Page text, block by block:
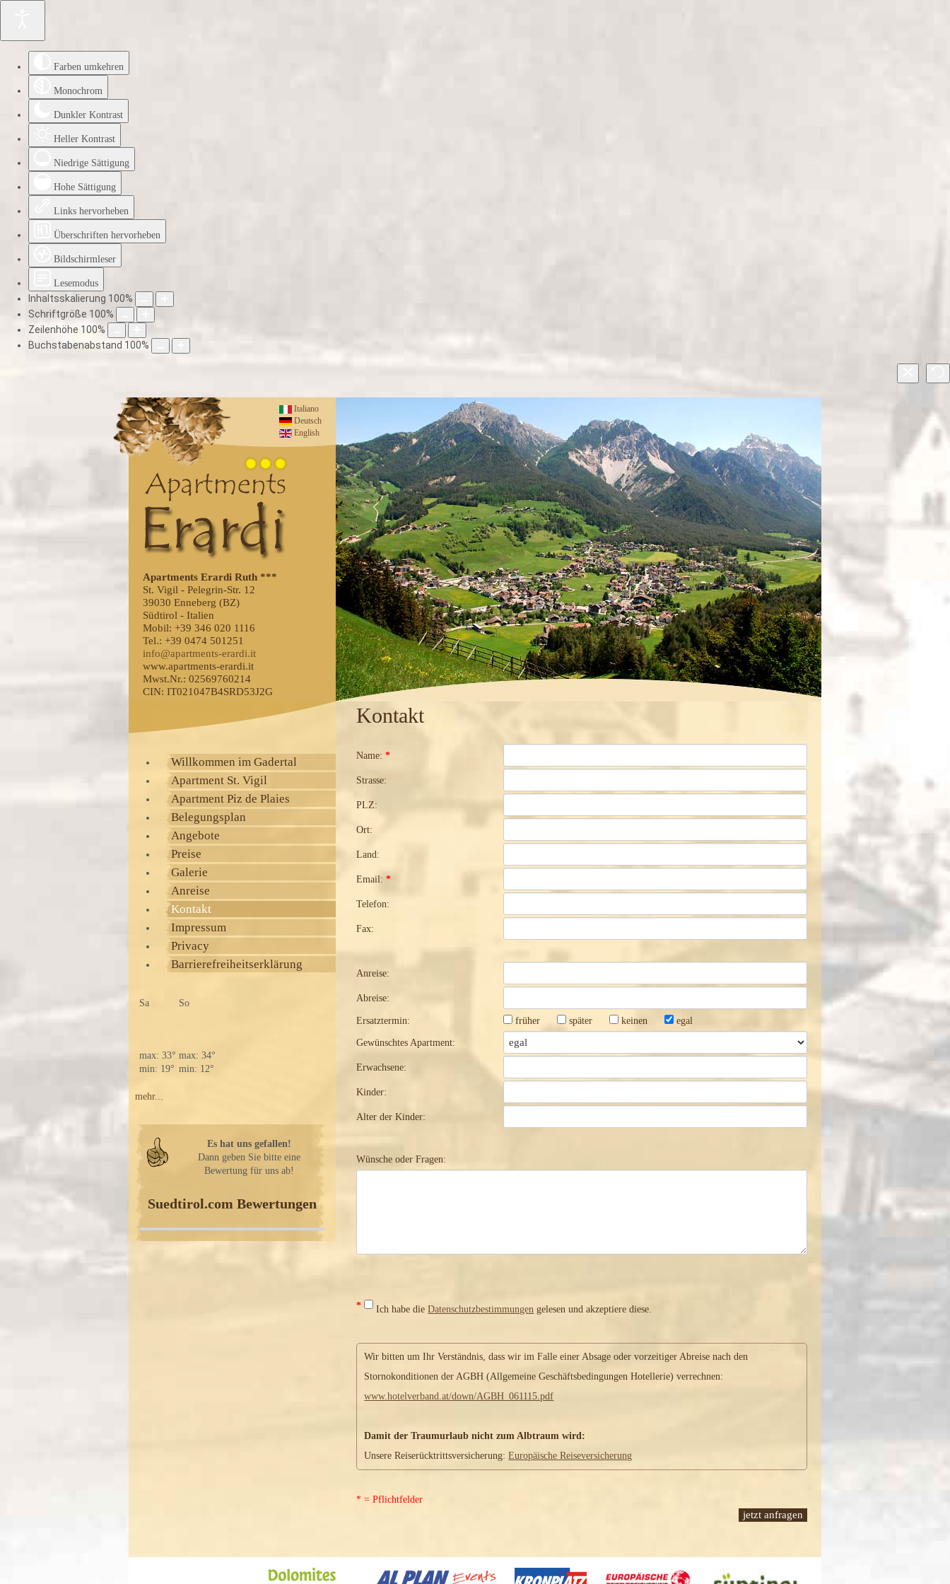
Farben umkehren
Monochrom
Dunkler Kontrast
Heller Kontrast
Niedrige Sättigung
Hohe Sättigung
Links hervorheben
Überschriften hervorheben
Bildschirmleser
Lesemodus
Inhaltsskalierung 100%
Schriftgröße 100%
Zeilenhöhe 100%
Buchstabenabstand 100%
Italiano
Deutsch
English
Apartments Erardi Ruth ***
St. Vigil - Pelegrin-Str. 12
39030 Enneberg (BZ)
Südtirol - Italien
Mobil: +39 346 020 1116
Tel.: +39 0474 501251
info@apartments-erardi.it
www.apartments-erardi.it
Mwst.Nr.: 02569760214
CIN: IT021047B4SRD53J2G
Kontakt
Name:*
Strasse:
PLZ:
Ort:
Land:
Email:*
Telefon:
Fax:
Anreise:
Abreise:
Ersatztermin: früher später keinen egal
Gewünschtes Apartment:
Erwachsene:
Kinder:
Alter der Kinder:
Wünsche oder Fragen:
* Ich habe dieDatenschutzbestimmungen gelesen und akzeptiere diese.
Wir bitten um Ihr Verständnis, dass wir im Falle einer Absage oder vorzeitiger Abreise nach den
Stornokonditionen der AGBH (Allgemeine Geschäftsbedingungen Hotellerie) verrechnen:
www.hotelverband.at/down/AGBH_061115.pdf
Damit der Traumurlaub nicht zum Albtraum wird:
Unsere Reiserücktrittsversicherung:Europäische Reiseversicherung
* = Pflichtfelder
Willkommen im Gadertal
Apartment St. Vigil
Apartment Piz de Plaies
Belegungsplan
Angebote
Preise
Galerie
Anreise
Kontakt
Impressum
Privacy
Barrierefreiheitserklärung
Sa So
max: 33°
min: 19°
max: 34°
min: 12°
mehr...
Es hat uns gefallen!
Dann geben Sie bitte eine
Bewertung für uns ab!
Suedtirol.com Bewertungen